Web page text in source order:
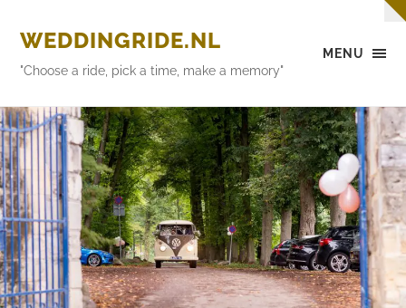
MENU
WEDDINGRIDE.NL
"Choose a ride, pick a time, make a memory"